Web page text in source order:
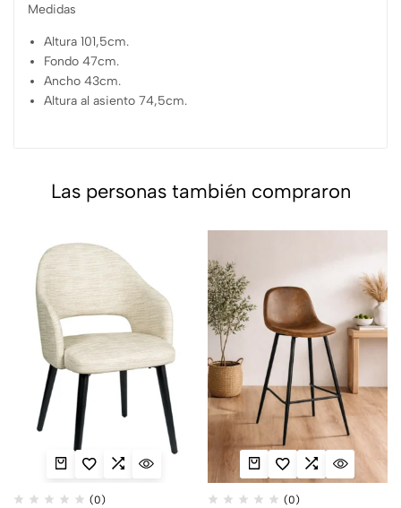
Medidas
Altura 101,5cm.
Fondo 47cm.
Ancho 43cm.
Altura al asiento 74,5cm.
Las personas también compraron
(0) (0)